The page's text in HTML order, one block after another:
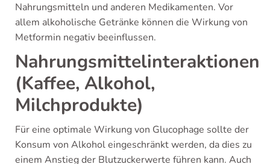
Nahrungsmitteln und anderen Medikamenten. Vor
allem alkoholische Getränke können die Wirkung von
Metformin negativ beeinflussen.
Nahrungsmittelinteraktionen
(Kaffee, Alkohol,
Milchprodukte)
Für eine optimale Wirkung von Glucophage sollte der
Konsum von Alkohol eingeschränkt werden, da dies zu
einem Anstieg der Blutzuckerwerte führen kann. Auch